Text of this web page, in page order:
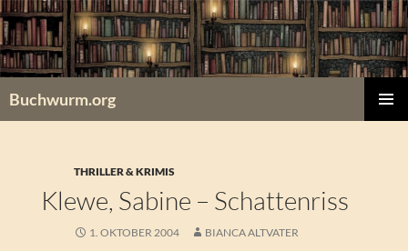
Zum
Inhalt
springen
Buchwurm.org
THRILLER & KRIMIS
Klewe, Sabine – Schattenriss
1. OKTOBER 2004 BIANCA ALTVATER